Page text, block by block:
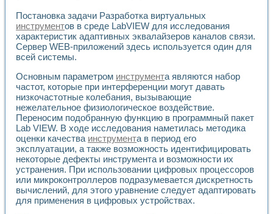
Система управления асинхронным тиристорным
Лазерный профилометр
Применение средств NATIONAL INSTRUMENTS для
Разработка автоматизированного стенда для
Автоматизированный стенд рентгеновской диагностики
Высокочувствительные оптоэлектронные
Установка для измерения диэлектрических свойств
Исследование кинетики зарождения и развития
Лабораторный электрический импедансный томограф на
Микрозондовая система для характеризации
Метод траекторий в исследовании
Промышленная автоматизация
Автоматизация технологических процессов получения
Использование систем технического зрения для контроля
Исследование электромагнитных переходных процессов
Применение LabVIEW при разработке обучающих
Разработка виртуальных тренажеров путем
Постановка задачи Разработка виртуальных
инструментов в среде LabVIEW для исследования
характеристик адаптивных эквалайзеров каналов связи.
Сервер WEB-приложений здесь используется один для
всей системы.
Основным параметром инструмента являются набор
частот, которые при интерференции могут давать
низкочастотные колебания, вызывающие
нежелательное физиологическое воздействие.
Переносим подобранную функцию в программный пакет
Lab VIEW. В ходе исследования наметилась методика
оценки качества инструмента в период его
эксплуатации, а также возможность идентифицировать
некоторые дефекты инструмента и возможности их
устранения. При использовании цифровых процессоров
или микроконтроллеров подразумевается дискретность
вычислений, для этого уравнение следует адаптировать
для применения в цифровых устройствах.